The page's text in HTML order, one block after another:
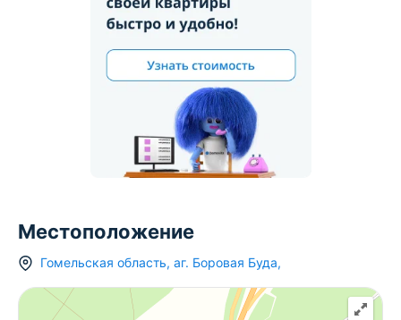
Местоположение
Гомельская область, аг. Боровая Буда,